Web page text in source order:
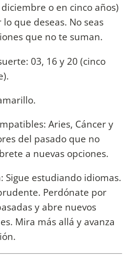
o en cinco años)
que deseas. No seas
que no te suman.
03, 16 y 20 (cinco
Aries, Cáncer y
del pasado que no
a nuevas opciones.
Sigue estudiando idiomas.
Perdónate por
y abre nuevos
Mira más allá y avanza